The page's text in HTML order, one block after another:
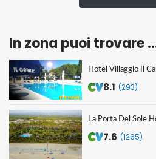
In zona puoi trovare
Hotel Villaggio Il
8.1 (293)
La Porta Del Sole
7.6 (1265)